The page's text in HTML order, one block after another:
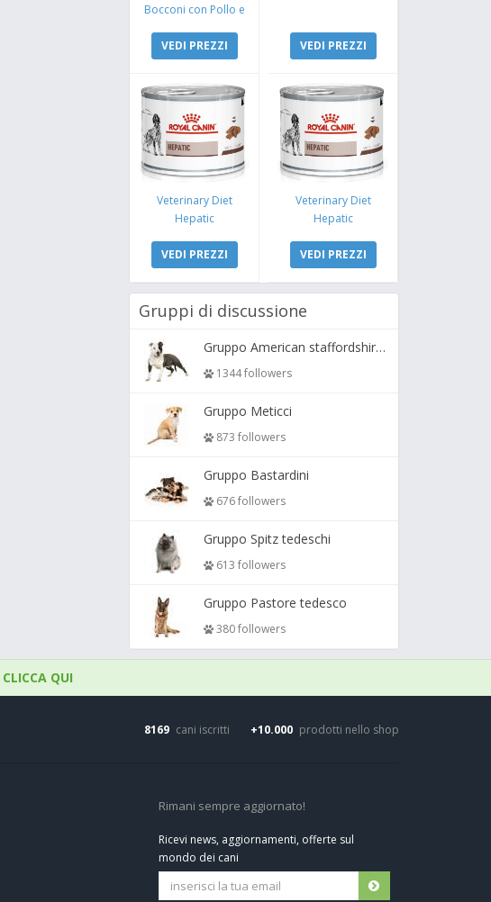
Bocconi con Pollo e
VEDI PREZZI
VEDI PREZZI
Veterinary Diet
Hepatic
VEDI PREZZI
Veterinary Diet
Hepatic
VEDI PREZZI
Gruppi di discussione
Gruppo American staffordshire terrier ( amstaff, amastaff )
1344 followers
Gruppo Meticci
873 followers
Gruppo Bastardini
676 followers
Gruppo Spitz tedeschi
613 followers
Gruppo Pastore tedesco
380 followers
CLICCA QUI
8169 cani iscritti +10.000 prodotti nello shop
Rimani sempre aggiornato!
Ricevi news, aggiornamenti, offerte sul
mondo dei cani